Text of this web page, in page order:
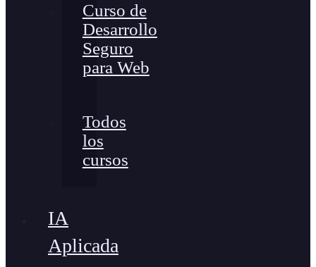
Curso de
Desarrollo
Seguro
para Web
Todos
los
cursos
IA
Aplicada